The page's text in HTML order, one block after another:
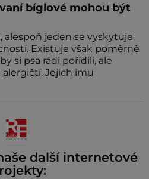
bíglové mohou být
alespoň jeden se vyskytuje
Existuje však poměrně
si psa rádi pořídili, ale
Jejich imu
další internetové